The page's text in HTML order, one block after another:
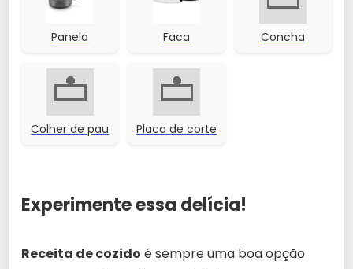
Panela Faca Concha
Colher de pau Placa de corte
Experimente essa delícia!
Receita de cozido é sempre uma boa opção